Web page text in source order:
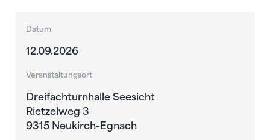
Datum
12.09.2026
Veranstaltungsort
Dreifachturnhalle Seesicht
Rietzelweg 3
9315 Neukirch-Egnach